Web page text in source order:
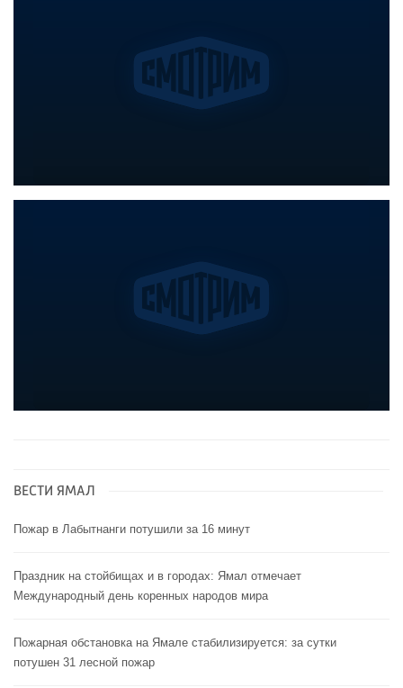
ВЕСТИ ЯМАЛ
Пожар в Лабытнанги потушили за 16 минут
Праздник на стойбищах и в городах: Ямал отмечает
Международный день коренных народов мира
Пожарная обстановка на Ямале стабилизируется: за сутки
потушен 31 лесной пожар